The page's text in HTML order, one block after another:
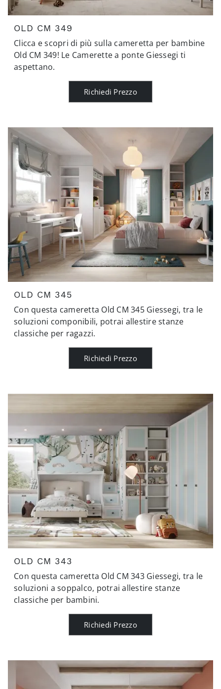
OLD CM 349
Clicca e scopri di più sulla cameretta per bambine
Old CM 349! Le Camerette a ponte Giessegi ti
aspettano.
Richiedi Prezzo
OLD CM 345
Con questa cameretta Old CM 345 Giessegi, tra le
soluzioni componibili, potrai allestire stanze
classiche per ragazzi.
Richiedi Prezzo
OLD CM 343
Con questa cameretta Old CM 343 Giessegi, tra le
soluzioni a soppalco, potrai allestire stanze
classiche per bambini.
Richiedi Prezzo